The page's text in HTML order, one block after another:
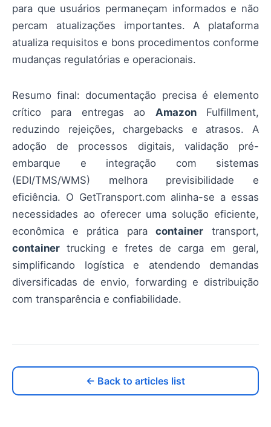
para que usuários permaneçam informados e não
percam atualizações importantes. A plataforma
atualiza requisitos e bons procedimentos conforme
mudanças regulatórias e operacionais.
Resumo final: documentação precisa é elemento
crítico para entregas ao AmazonFulfillment,
reduzindo rejeições, chargebacks e atrasos. A
adoção de processos digitais, validação pré-
embarque e integração com sistemas
(EDI/TMS/WMS) melhora previsibilidade e
eficiência. O GetTransport.com alinha-se a essas
necessidades ao oferecer uma solução eficiente,
econômica e prática paracontainer transport,
container trucking e fretes de carga em geral,
simplificando logística e atendendo demandas
diversificadas de envio, forwarding e distribuição
com transparência e confiabilidade.
← Back to articles list